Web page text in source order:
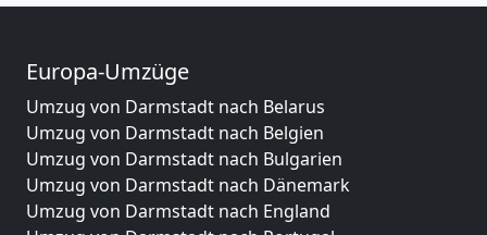
Europa-Umzüge
Umzug von Darmstadt nach Belarus
Umzug von Darmstadt nach Belgien
Umzug von Darmstadt nach Bulgarien
Umzug von Darmstadt nach Dänemark
Umzug von Darmstadt nach England